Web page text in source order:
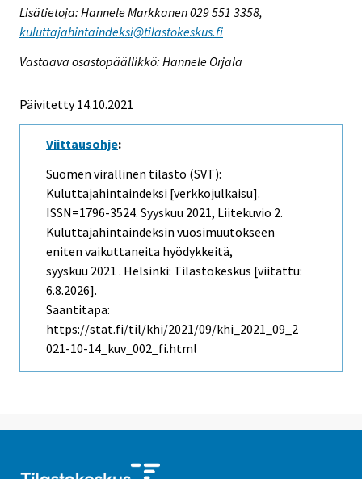
Lisätietoja: Hannele Markkanen 029 551 3358,
kuluttajahintaindeksi@tilastokeskus.fi
Vastaava osastopäällikkö: Hannele Orjala
Päivitetty 14.10.2021
Viittausohje:
Suomen virallinen tilasto (SVT):
Kuluttajahintaindeksi [verkkojulkaisu].
ISSN=1796-3524. Syyskuu 2021, Liitekuvio 2.
Kuluttajahintaindeksin vuosimuutokseen
eniten vaikuttaneita hyödykkeitä,
syyskuu 2021 . Helsinki: Tilastokeskus [viitattu:
6.8.2026].
Saantitapa:
https://stat.fi/til/khi/2021/09/khi_2021_09_2
021-10-14_kuv_002_fi.html